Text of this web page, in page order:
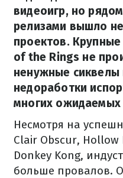
видеоигр, но
релизами вышло
проектов.
of the Rings не
ненужные сиквелы
недоработки
многих ожидаемых
Несмотря на
Clair Obscur, Hollow
Donkey Kong,
больше провалов.